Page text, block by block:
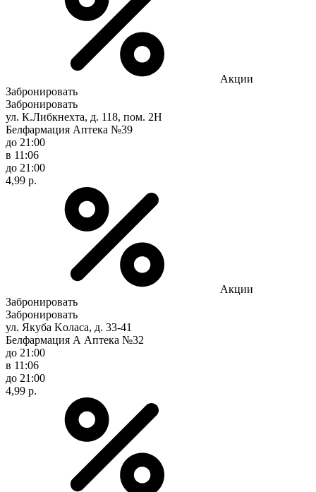
Акции
Забронировать
Забронировать
ул. К.Либкнехта, д. 118, пом. 2Н
Белфармация Аптека №39
до 21:00
в 11:06
до 21:00
4,99 р.
Акции
Забронировать
Забронировать
ул. Якуба Koлaca, д. 33-41
Белфармация А Аптека №32
до 21:00
в 11:06
до 21:00
4,99 р.